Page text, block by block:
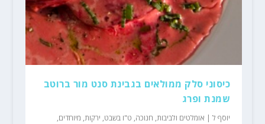
כיסוני סלק ממולאים בגבינת סנט מור ברוטב
שמנת ופרג
יוסף ל| אומלטים ולביבות, חנוכה, ט"ו בשבט, ירקות, מיוחדים,